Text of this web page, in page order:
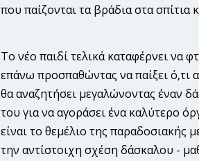
που παίζονται τα βράδια στα σπίτια
Το νέο παιδί τελικά καταφέρνει να
επάνω προσπαθώντας να παίξει ό,τι
θα αναζητήσει μεγαλώνοντας έναν
του για να αγοράσει ένα καλύτερο
είναι το θεμέλιο της
την αντίστοιχη σχέση δάσκαλου -